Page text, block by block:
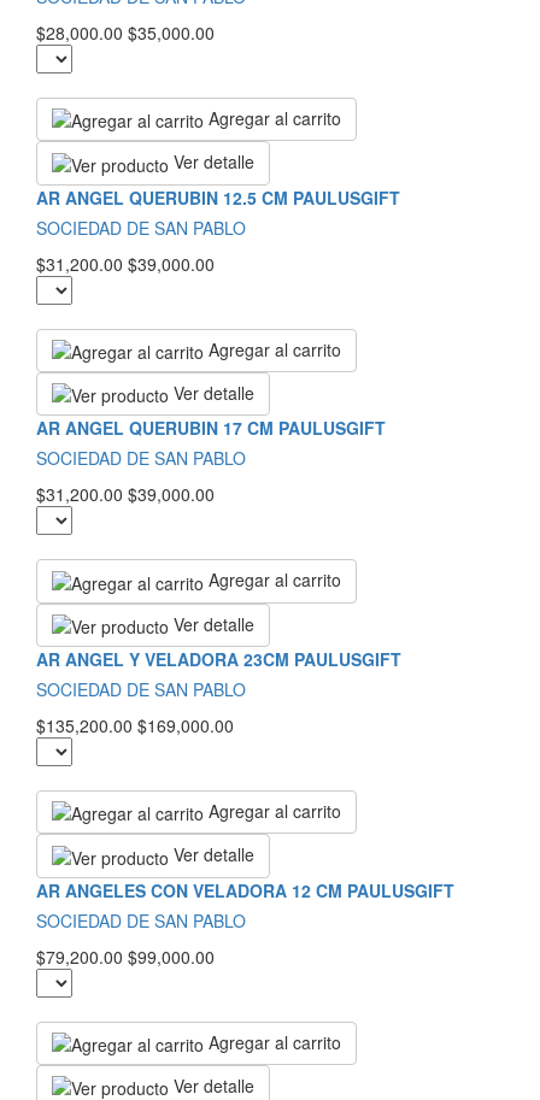
$28,000.00 $35,000.00
Agregar al carrito
Ver detalle
AR ANGEL QUERUBIN 12.5 CM PAULUSGIFT
SOCIEDAD DE SAN PABLO
$31,200.00 $39,000.00
Agregar al carrito
Ver detalle
AR ANGEL QUERUBIN 17 CM PAULUSGIFT
SOCIEDAD DE SAN PABLO
$31,200.00 $39,000.00
Agregar al carrito
Ver detalle
AR ANGEL Y VELADORA 23CM PAULUSGIFT
SOCIEDAD DE SAN PABLO
$135,200.00 $169,000.00
Agregar al carrito
Ver detalle
AR ANGELES CON VELADORA 12 CM PAULUSGIFT
SOCIEDAD DE SAN PABLO
$79,200.00 $99,000.00
Agregar al carrito
Ver detalle